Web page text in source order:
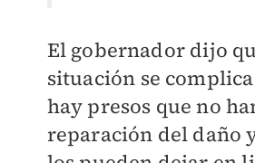
El gobernador dijo
situación se
hay presos que no
reparación del daño